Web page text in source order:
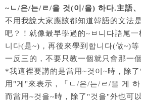
~ㄴ/은/는/ㄹ/을 것(이/을) 하다.主語
不用我說大家應該都知道韓語的文法
吧？！就像最早學過的~ㅂ니다語尾
니다(是~)，再後來學到합니다(做~)
一反三的，不要只教一個就只會那一個
*我這裡要講的是當用~것이~時，除
用"게"來表示，「ㄴ/은/는/ㄹ/을 게 하
而當用~것을~時，除了"것을"外也可